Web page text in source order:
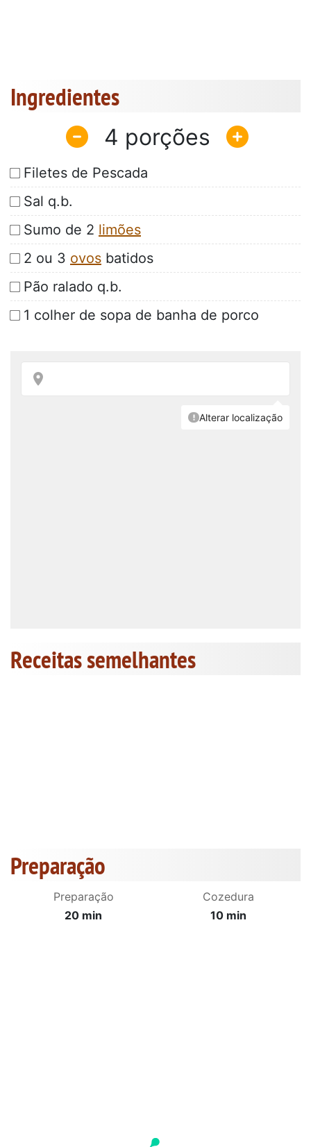
Ingredientes
4
Filetes de Pescada
Sal q.b.
Sumo de 2 limões
2 ou 3 ovos batidos
Pão ralado q.b.
1 colher de sopa de banha de porco
Receitas semelhantes
Preparação
Preparação
20 min
Cozedura
10 min